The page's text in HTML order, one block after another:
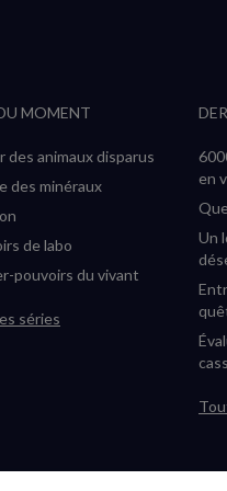
(nouvelle
fenêtre)
MOMENT
des animaux disparus
des minéraux
de labo
pouvoirs du vivant
séries
en
Un